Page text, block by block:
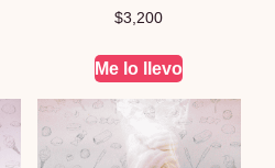
$3,200
Me lo llevo